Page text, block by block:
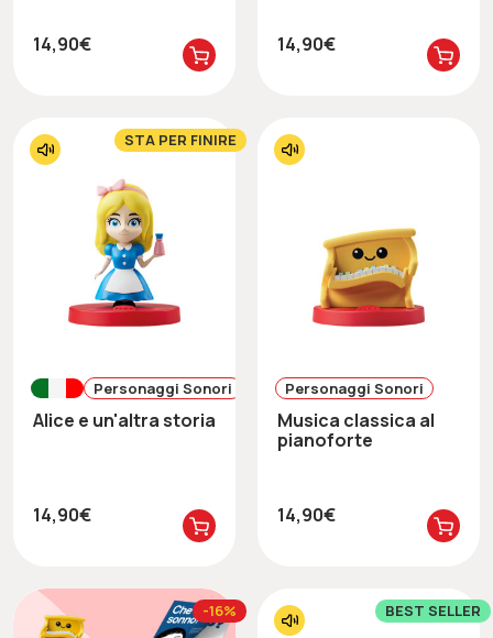
14,90€ 14,90€
STA PER FINIRE
Personaggi Sonori
Alice e un'altra storia
14,90€
Personaggi Sonori
Musica classica al
pianoforte
14,90€
-16% BEST SELLER